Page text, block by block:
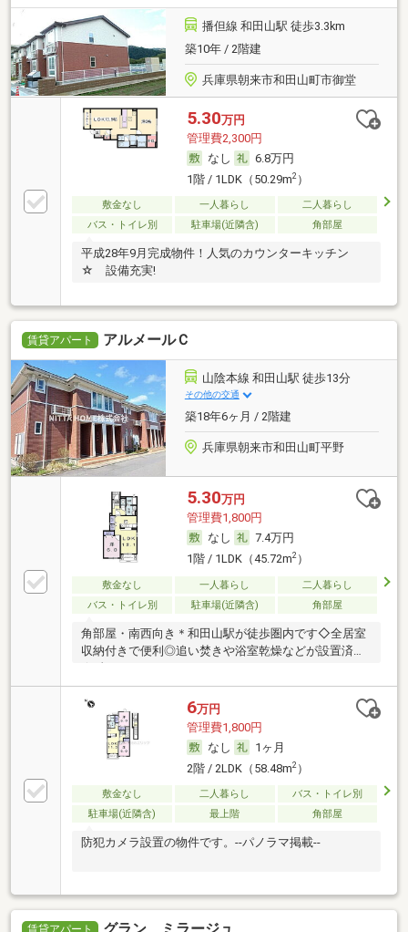
播但線 和田山駅 徒歩3.3km
築10年 / 2階建
兵庫県朝来市和田山町市御堂
5.30万円
管理費2,300円
なし
6.8万円
1階 / 1LDK（50.29m2）
敷金なし 一人暮らし
二人暮らし
バス・トイレ別
駐車場(近隣含) 角部屋
平成28年9月完成物件！人気のカウンターキッチン
☆ 設備充実!
賃貸アパート アルメールＣ
山陰本線 和田山駅 徒歩13分
その他の交通
築18年6ヶ月 / 2階建
兵庫県朝来市和田山町平野
5.30万円
管理費1,800円
なし
7.4万円
1階 / 1LDK（45.72m2）
敷金なし 一人暮らし
二人暮らし
バス・トイレ別
駐車場(近隣含) 角部屋
角部屋・南西向き＊和田山駅が徒歩圏内です◇全居室
収納付きで便利◎追い焚きや浴室乾燥などが設置済み
☆彡
6万円
管理費1,800円
なし
1ヶ月
2階 / 2LDK（58.48m2）
敷金なし 二人暮らし
バス・トイレ別
駐車場(近隣含)
最上階 角部屋
防犯カメラ設置の物件です。--パノラマ掲載--
賃貸アパート